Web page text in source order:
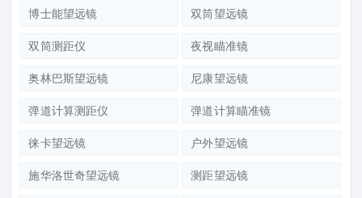
博士能望远镜 双筒望远镜
双筒测距仪 夜视瞄准镜
奥林巴斯望远镜 尼康望远镜
弹道计算测距仪 弹道计算瞄准镜
徕卡望远镜 户外望远镜
施华洛世奇望远镜 测距望远镜